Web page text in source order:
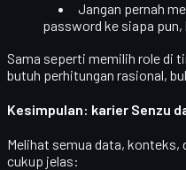
Jangan pernah
password ke siapa
Sama seperti memilih role di
butuh perhitungan rasional,
Kesimpulan: karier Senzu
Melihat semua data, konteks,
cukup jelas: